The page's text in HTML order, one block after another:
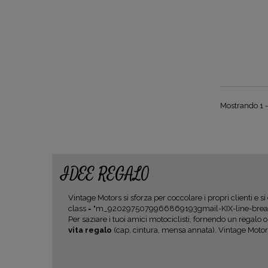
Mostrando 1
IDEE REGALO
Vintage Motors si sforza per coccolare i propri clienti e
class = "m_9202975079966869193gmail-KIX-line-
Per saziare i tuoi amici motociclisti, fornendo un regalo
vita regalo (cap, cintura, mensa annata). Vintage